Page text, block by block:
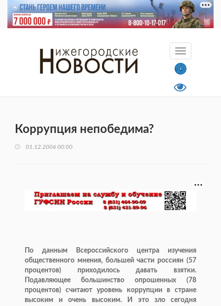
Коррупция непобедима?
01.12.2006 00:00
По данным Всероссийского центра изучения
общественного мнения, большей части россиян (57
процентов) приходилось давать взятки.
Подавляющее большинство опрошенных (78
процентов) считают уровень коррупции в стране
высоким и очень высоким. И это зло сегодня